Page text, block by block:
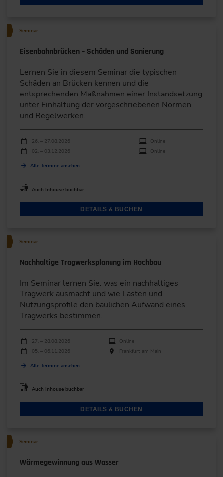
Seminar
Eisenbahnbrücken – Schäden und Sanierung
Lernen Sie in diesem Seminar die typischen
Schäden an Brücken kennen und die
entsprechenden Maßnahmen einer Instandsetzung
unter Einhaltung der vorgeschriebenen Normen
und Regelwerken.
Durchführungen
Veranstaltungsdatum
26. – 27.08.2026
Online
02. – 03.12.2026
Online
Alle Termine ansehen
Auch Inhouse buchbar
DETAILS & BUCHEN
Seminar
Nachhaltige Tragwerksplanung im Hochbau
Im Seminar lernen Sie, was ein nachhaltiges
Tragwerk ausmacht und wie Lasten und
Nutzungsprofile den baulichen Aufwand eines
Tragwerks bestimmen.
Durchführungen
Veranstaltungsdatum Veranstaltungsort
27. – 28.08.2026
Online
05. – 06.11.2026
Frankfurt am Main
Alle Termine ansehen
Auch Inhouse buchbar
DETAILS & BUCHEN
Seminar
Wärmegewinnung aus Wasser